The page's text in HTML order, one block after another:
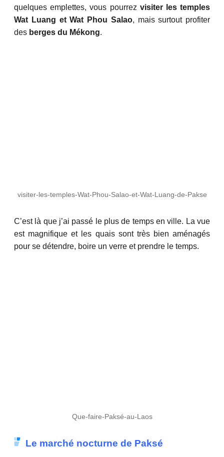
quelques emplettes, vous pourrez visiter les temples
Wat Luang et Wat Phou Salao, mais surtout profiter
des berges du Mékong.
visiter-les-temples-Wat-Phou-Salao-et-Wat-Luang-de-Pakse
C’est là que j’ai passé le plus de temps en ville. La vue
est magnifique et les quais sont très bien aménagés
pour se détendre, boire un verre et prendre le temps.
Que-faire-Paksé-au-Laos
Le marché nocturne de Paksé